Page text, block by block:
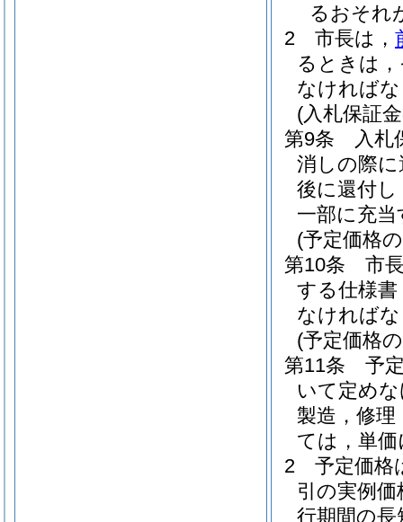
るおそれ
2
市長は，
るときは
なければ
(入札保証
第9条
入札
消しの際
後に還付
一部に充
(予定価格
第10条
市
する仕様
なければ
(予定価格
第11条
予
いて定め
製造，修
ては，単
2
予定価格
引の実例
行期間の